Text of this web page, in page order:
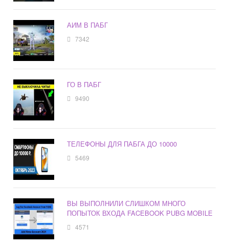
АИМ В ПАБГ
7342
ГО В ПАБГ
9490
ТЕЛЕФОНЫ ДЛЯ ПАБГА ДО 10000
5469
ВЫ ВЫПОЛНИЛИ СЛИШКОМ МНОГО
ПОПЫТОК ВХОДА FACEBOOK PUBG MOBILE
4571